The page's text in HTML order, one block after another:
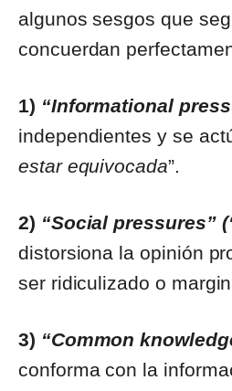
algunos sesgos que
concuerdan
1) “Informational
independientes y se
estar equivocada”.
2) “Social pressures”
distorsiona la opinión
ser ridiculizado o
3) “Common
conforma con la